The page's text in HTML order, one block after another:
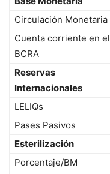
Circulación Monetaria
Cuenta corriente en el
BCRA
Reservas
Internacionales
LELIQs
Pases Pasivos
Esterilización
Porcentaje/BM